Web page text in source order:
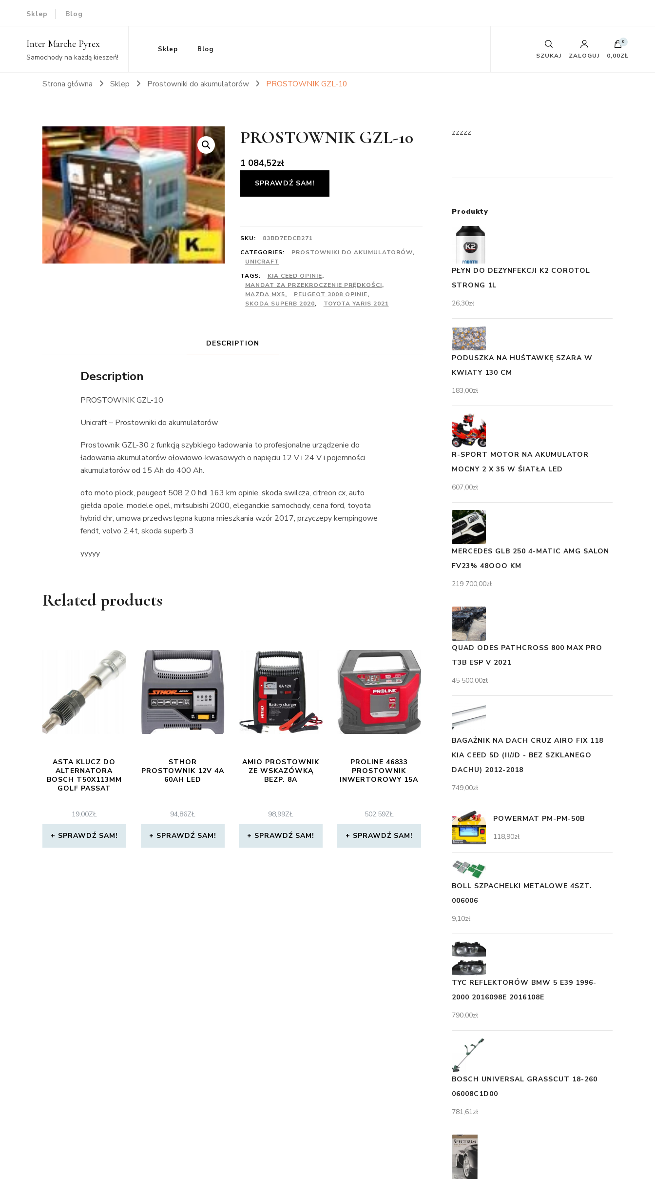
Sklep Blog
Inter Marche Pyrex
Samochody na każdą kieszeń!
Sklep Blog
SZUKAJ ZALOGUJ
0
0,00ZŁ
Strona główna Sklep Prostowniki do akumulatorów PROSTOWNIK GZL-10
PROSTOWNIK GZL-10
1 084,52zł
SPRAWDŹ SAM!
SKU:
83BD7EDCB271
CATEGORIES:
PROSTOWNIKI DO AKUMULATORÓW,
UNICRAFT
TAGS:
KIA CEED OPINIE,
MANDAT ZA PRZEKROCZENIE PRĘDKOŚCI,
MAZDA MX5, PEUGEOT 3008 OPINIE,
SKODA SUPERB 2020, TOYOTA YARIS 2021
DESCRIPTION
Description
PROSTOWNIK GZL-10
Unicraft – Prostowniki do akumulatorów
Prostownik GZL-30 z funkcją szybkiego ładowania to profesjonalne urządzenie do
ładowania akumulatorów ołowiowo-kwasowych o napięciu 12 V i 24 V i pojemności
akumulatorów od 15 Ah do 400 Ah.
oto moto plock, peugeot 508 2.0 hdi 163 km opinie, skoda swilcza, citreon cx, auto
giełda opole, modele opel, mitsubishi 2000, eleganckie samochody, cena ford, toyota
hybrid chr, umowa przedwstępna kupna mieszkania wzór 2017, przyczepy kempingowe
fendt, volvo 2.4t, skoda superb 3
yyyyy
Related products
ASTA KLUCZ DO
ALTERNATORA
BOSCH T50X113MM
GOLF PASSAT
19,00ZŁ
SPRAWDŹ SAM!
STHOR
PROSTOWNIK 12V 4A
60AH LED
94,86ZŁ
SPRAWDŹ SAM!
AMIO PROSTOWNIK
ZE WSKAZÓWKĄ
BEZP. 8A
98,99ZŁ
SPRAWDŹ SAM!
PROLINE 46833
PROSTOWNIK
INWERTOROWY 15A
502,59ZŁ
SPRAWDŹ SAM!
zzzzz
Produkty
PŁYN DO DEZYNFEKCJI K2 COROTOL
STRONG 1L
26,30zł
PODUSZKA NA HUŚTAWKĘ SZARA W
KWIATY 130 CM
183,00zł
R-SPORT MOTOR NA AKUMULATOR
MOCNY 2 X 35 W ŚIATŁA LED
607,00zł
MERCEDES GLB 250 4-MATIC AMG SALON
FV23% 48OOO KM
219 700,00zł
QUAD ODES PATHCROSS 800 MAX PRO
T3B ESP V 2021
45 500,00zł
BAGAŻNIK NA DACH CRUZ AIRO FIX 118
KIA CEED 5D (II/JD - BEZ SZKLANEGO
DACHU) 2012-2018
749,00zł
POWERMAT PM-PM-50B
118,90zł
BOLL SZPACHELKI METALOWE 4SZT.
006006
9,10zł
TYC REFLEKTORÓW BMW 5 E39 1996-
2000 2016098E 2016108E
790,00zł
BOSCH UNIVERSAL GRASSCUT 18-260
06008C1D00
781,61zł